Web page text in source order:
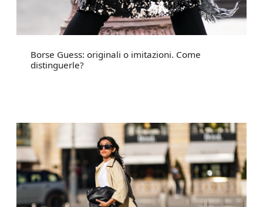
Borse Guess: originali o imitazioni. Come
distinguerle?